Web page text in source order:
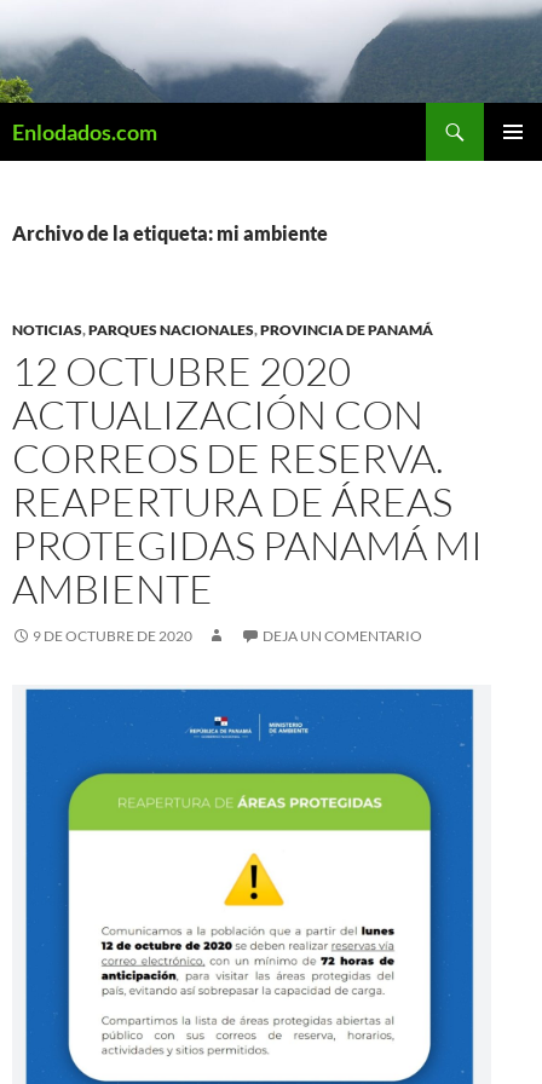
al
contenido
Enlodados.com
Archivo de la etiqueta: mi ambiente
NOTICIAS,PARQUES NACIONALES,PROVINCIA DE PANAMÁ
12 OCTUBRE 2020
ACTUALIZACIÓN CON
CORREOS DE RESERVA.
REAPERTURA DE ÁREAS
PROTEGIDAS PANAMÁ MI
AMBIENTE
9 DE OCTUBRE DE 2020 DEJA UN COMENTARIO